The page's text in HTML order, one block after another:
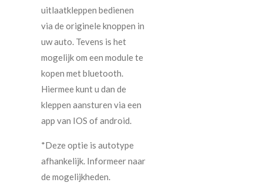
uitlaatkleppen bedienen
via de originele knoppen in
uw auto. Tevens is het
mogelijk om een module te
kopen met bluetooth.
Hiermee kunt u dan de
kleppen aansturen via een
app van IOS of android.
*Deze optie is autotype
afhankelijk. Informeer naar
de mogelijkheden.